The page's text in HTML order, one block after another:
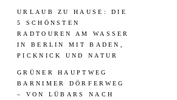
URLAUB ZU HAUSE: DIE
5 SCHÖNSTEN
RADTOUREN AM WASSER
IN BERLIN MIT BADEN,
PICKNICK UND NATUR
GRÜNER HAUPTWEG
BARNIMER DÖRFERWEG
– VON LÜBARS NACH